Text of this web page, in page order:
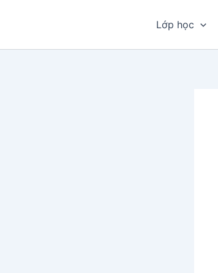
Lớp học